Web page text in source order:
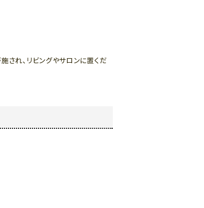
され、リビングやサロンに置くだ